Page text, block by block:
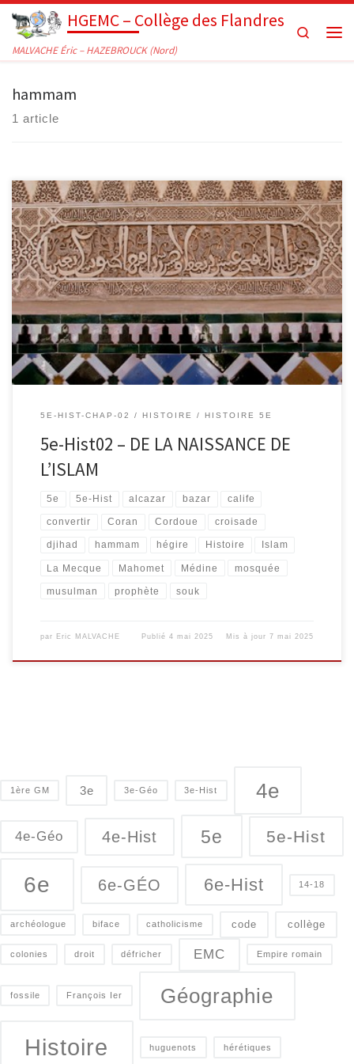
Passer au contenuHGEMC – Collège des Flandres
MALVACHE Éric – HAZEBROUCK (Nord)
Search
hammam
1 article
5E-HIST-CHAP-02 HISTOIRE HISTOIRE 5E
5e-Hist02 – DE LA NAISSANCE DE
L’ISLAM
5e 5e-Hist alcazar bazar calife
convertir Coran Cordoue croisade
djihad hammam hégire Histoire Islam
La Mecque Mahomet Médine mosquée
musulman prophète souk
par Eric MALVACHE Publié4 mai 2025 Mis à jour7 mai 2025
1ère GM 3e 3e-Géo 3e-Hist 4e
4e-Géo 4e-Hist 5e 5e-Hist
6e 6e-GÉO 6e-Hist 14-18
archéologue biface catholicisme code collège
colonies droit défricher EMC Empire romain
fossile François Ier Géographie
Histoire huguenots hérétiques